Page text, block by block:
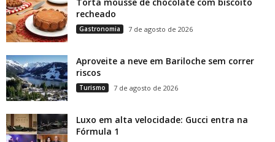
Torta mousse de chocolate com biscoito
recheado
Gastronomia 7 de agosto de 2026
Aproveite a neve em Bariloche sem correr
riscos
Turismo 7 de agosto de 2026
Luxo em alta velocidade: Gucci entra na
Fórmula 1